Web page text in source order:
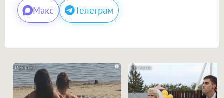
Макс Телеграм
i